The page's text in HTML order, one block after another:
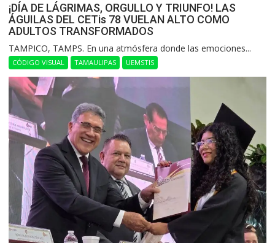
¡DÍA DE LÁGRIMAS, ORGULLO Y TRIUNFO! LAS
ÁGUILAS DEL CETis 78 VUELAN ALTO COMO
ADULTOS TRANSFORMADOS
​TAMPICO, TAMPS. En una atmósfera donde las emociones...
CÓDIGO VISUAL TAMAULIPAS UEMSTIS